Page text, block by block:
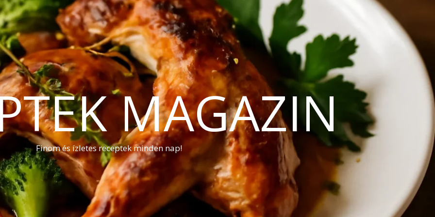
MAGAZIN
Finom és ízletes receptek minden nap!